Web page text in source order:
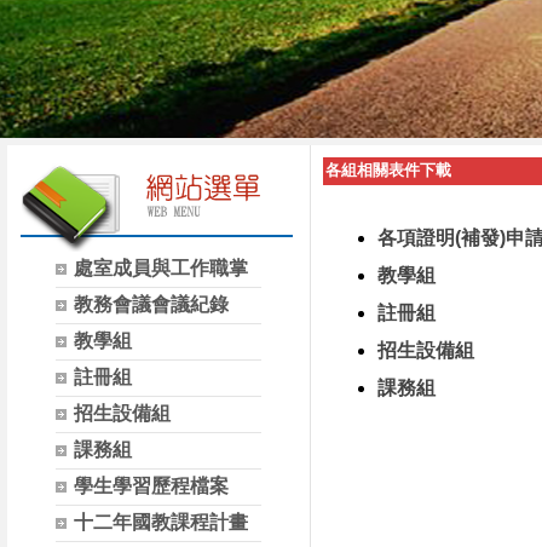
處室成員與工作職掌
教務會議會議紀錄
教學組
註冊組
招生設備組
課務組
學生學習歷程檔案
十二年國教課程計畫
各組相關表件下載
各項證明(補發)申
教學組
註冊組
招生設備組
課務組